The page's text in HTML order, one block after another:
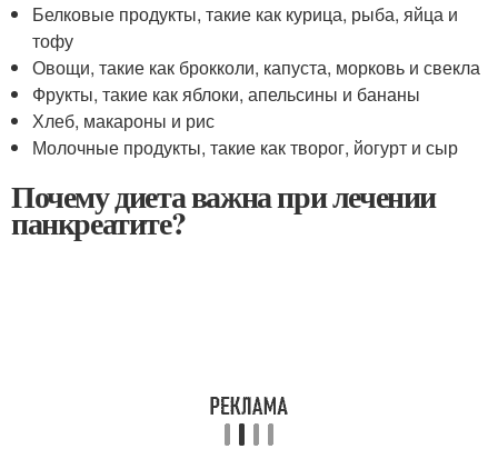
Белковые продукты, такие как курица, рыба, яйца и
тофу
Овощи, такие как брокколи, капуста, морковь и свекла
Фрукты, такие как яблоки, апельсины и бананы
Хлеб, макароны и рис
Молочные продукты, такие как творог, йогурт и сыр
Почему диета важна при лечении
панкреатите?